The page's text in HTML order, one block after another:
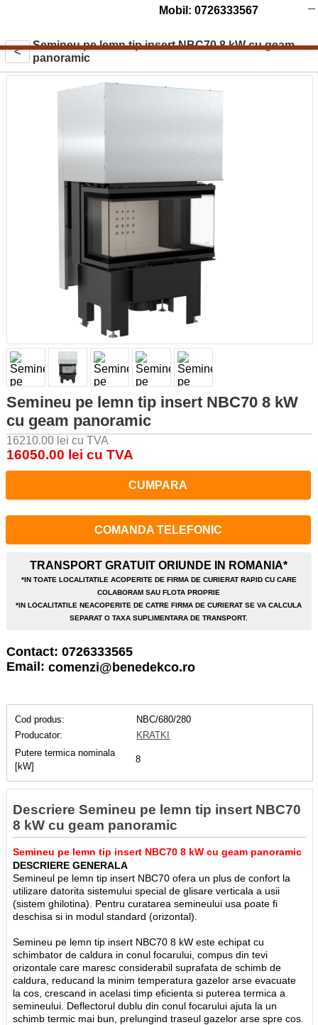
Mobil: 0726333567
<
Semineu pe lemn tip insert NBC70 8 kW cu geam
panoramic
Semineu pe lemn tip insert NBC70 8 kW
cu geam panoramic
16210.00 lei cu TVA
16050.00 lei cu TVA
CUMPARA
COMANDA TELEFONIC
TRANSPORT GRATUIT ORIUNDE IN ROMANIA*
*IN TOATE LOCALITATILE ACOPERITE DE FIRMA DE CURIERAT RAPID CU CARE
COLABORAM SAU FLOTA PROPRIE
*IN LOCALITATILE NEACOPERITE DE CATRE FIRMA DE CURIERAT SE VA CALCULA
SEPARAT O TAXA SUPLIMENTARA DE TRANSPORT.
Contact: 0726333565
Email: comenzi@benedekco.ro
Cod produs:
NBC/680/280
Producator:
KRATKI
Putere termica nominala
[kW]
8
Descriere Semineu pe lemn tip insert NBC70
8 kW cu geam panoramic
Semineu pe lemn tip insert NBC70 8 kW cu geam panoramic
DESCRIERE GENERALA
Semineul pe lemn tip insert NBC70 ofera un plus de confort la
utilizare datorita sistemului special de glisare verticala a usii
(sistem ghilotina). Pentru curatarea semineului usa poate fi
deschisa si in modul standard (orizontal).
Semineu pe lemn tip insert NBC70 8 kW este echipat cu
schimbator de caldura in conul focarului, compus din tevi
orizontale care maresc considerabil suprafata de schimb de
caldura, reducand la minim temperatura gazelor arse evacuate
la cos, crescand in acelasi timp eficienta si puterea termica a
semineului. Deflectorul dublu din conul focarului ajuta la un
schimb termic mai bun, prelungind traseul gazelor arse spre cos.